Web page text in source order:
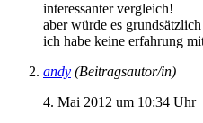
interessanter vergleich!
aber würde es
ich habe keine erfahrung
andy (Beitragsautor/in)
4. Mai 2012 um 10:34 Uhr